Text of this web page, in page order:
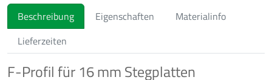
Beschreibung Eigenschaften
Materialinfo
Lieferzeiten
F-Profil für 16 mm Stegplatten